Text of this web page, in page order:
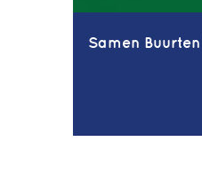
Samen